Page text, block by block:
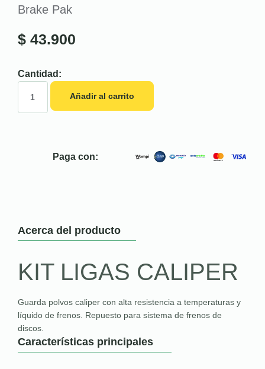
Brake Pak
$ 43.900
Cantidad:
Añadir al carrito
Paga con:
Acerca del producto
KIT LIGAS CALIPER
Guarda polvos caliper con alta resistencia a temperaturas y
líquido de frenos. Repuesto para sistema de frenos de
discos.
Características principales